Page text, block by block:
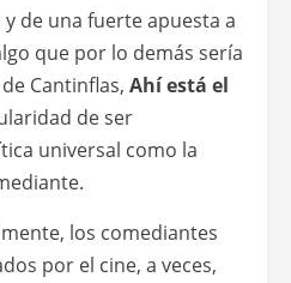
de una fuerte apuesta a
que por lo demás sería
Cantinflas, Ahí está el
de ser
universal como la
los comediantes
por el cine, a veces,